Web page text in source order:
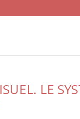
LE